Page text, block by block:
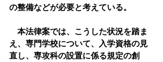
の整備などが必要と考えている。
本法律案では、こうした状況を踏ま
え、専門学校について、入学資格の見
直し、専攻科の設置に係る規定の創